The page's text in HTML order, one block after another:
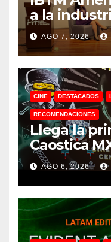
a la
AGO 7, 2026
CINE DESTACADOS
RECOMENDACIONES
Llega la
Caostica
AGO 6, 2026